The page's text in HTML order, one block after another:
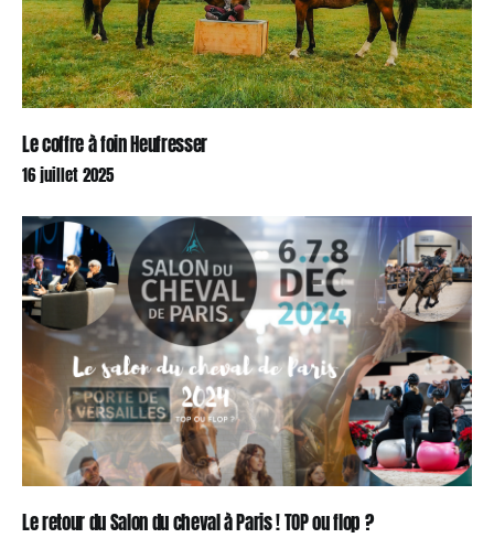
Le coffre à foin Heufresser
16 juillet 2025
Le retour du Salon du cheval à Paris ! TOP ou flop ?